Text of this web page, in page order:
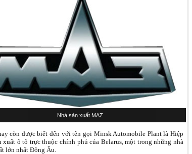
Nhà sản xuất MAZ
còn được biết đến với tên gọi Minsk Automobile Plant là Hiệp
xuất ô tô trực thuộc chính phủ của Belarus, một trong những nhà
lớn nhất Đông Âu.